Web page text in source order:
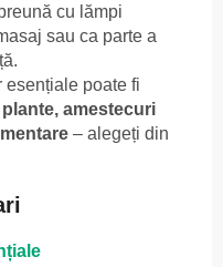
cu lămpi
sau ca parte a
poate fi
amestecuri
– alegeți din